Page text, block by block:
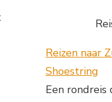
Reizen naar
Shoestring
Een rondreis